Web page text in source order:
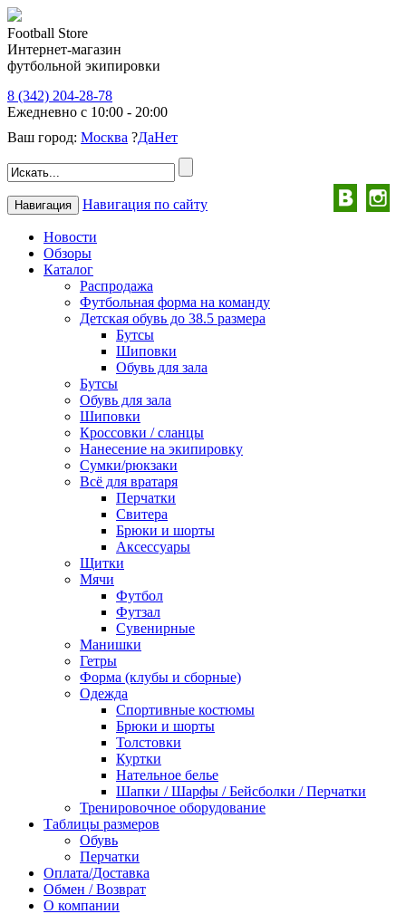
Football Store
Интернет-магазин
футбольной экипировки
8 (342) 204-28-78
Ежедневно с 10:00 - 20:00
Ваш город: Москва ?ДаНет
Навигация Навигация по сайту
Новости
Обзоры
Каталог
Распродажа
Футбольная форма на команду
Детская обувь до 38.5 размера
Бутсы
Шиповки
Обувь для зала
Бутсы
Обувь для зала
Шиповки
Кроссовки / сланцы
Нанесение на экипировку
Сумки/рюкзаки
Всё для вратаря
Перчатки
Cвитера
Брюки и шорты
Аксессуары
Щитки
Мячи
Футбол
Футзал
Сувенирные
Манишки
Гетры
Форма (клубы и сборные)
Одежда
Спортивные костюмы
Брюки и шорты
Толстовки
Куртки
Нательное белье
Шапки / Шарфы / Бейсболки / Перчатки
Тренировочное оборудование
Таблицы размеров
Обувь
Перчатки
Оплата/Доставка
Обмен / Возврат
О компании